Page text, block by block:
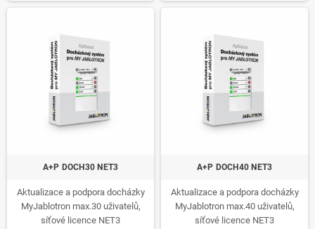
A+P DOCH30 NET3
Aktualizace a podpora docházky
MyJablotron max.30 uživatelů,
síťové licence NET3
A+P DOCH40 NET3
Aktualizace a podpora docházky
MyJablotron max.40 uživatelů,
síťové licence NET3